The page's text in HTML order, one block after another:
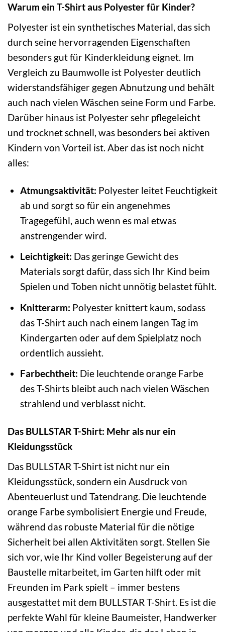
Warum ein T-Shirt aus Polyester für Kinder?
Polyester ist ein synthetisches Material, das sich
durch seine hervorragenden Eigenschaften
besonders gut für Kinderkleidung eignet. Im
Vergleich zu Baumwolle ist Polyester deutlich
widerstandsfähiger gegen Abnutzung und behält
auch nach vielen Wäschen seine Form und Farbe.
Darüber hinaus ist Polyester sehr pflegeleicht
und trocknet schnell, was besonders bei aktiven
Kindern von Vorteil ist. Aber das ist noch nicht
alles:
Atmungsaktivität: Polyester leitet Feuchtigkeit
ab und sorgt so für ein angenehmes
Tragegefühl, auch wenn es mal etwas
anstrengender wird.
Leichtigkeit: Das geringe Gewicht des
Materials sorgt dafür, dass sich Ihr Kind beim
Spielen und Toben nicht unnötig belastet fühlt.
Knitterarm: Polyester knittert kaum, sodass
das T-Shirt auch nach einem langen Tag im
Kindergarten oder auf dem Spielplatz noch
ordentlich aussieht.
Farbechtheit: Die leuchtende orange Farbe
des T-Shirts bleibt auch nach vielen Wäschen
strahlend und verblasst nicht.
Das BULLSTAR T-Shirt: Mehr als nur ein
Kleidungsstück
Das BULLSTAR T-Shirt ist nicht nur ein
Kleidungsstück, sondern ein Ausdruck von
Abenteuerlust und Tatendrang. Die leuchtende
orange Farbe symbolisiert Energie und Freude,
während das robuste Material für die nötige
Sicherheit bei allen Aktivitäten sorgt. Stellen Sie
sich vor, wie Ihr Kind voller Begeisterung auf der
Baustelle mitarbeitet, im Garten hilft oder mit
Freunden im Park spielt – immer bestens
ausgestattet mit dem BULLSTAR T-Shirt. Es ist die
perfekte Wahl für kleine Baumeister, Handwerker